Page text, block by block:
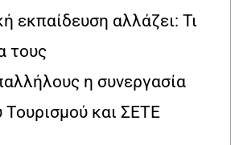
εκπαίδευση αλλάζει: Τι
τους
η συνεργασία
Τουρισμού και ΣΕΤΕ